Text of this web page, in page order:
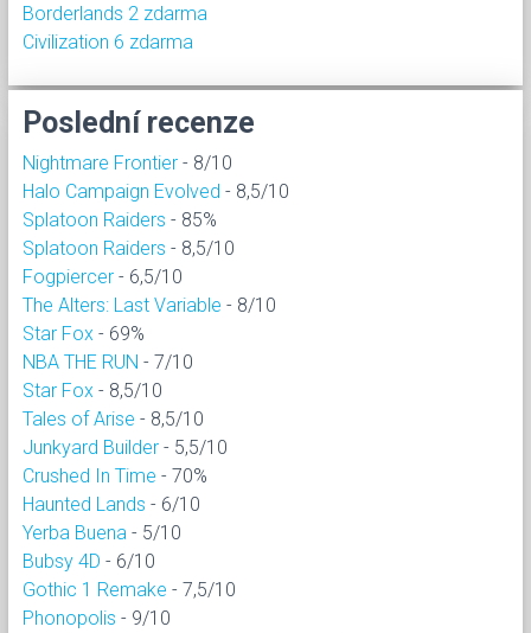
Borderlands 2 zdarma
Civilization 6 zdarma
Poslední recenze
Nightmare Frontier - 8/10
Halo Campaign Evolved - 8,5/10
Splatoon Raiders - 85%
Splatoon Raiders - 8,5/10
Fogpiercer - 6,5/10
The Alters: Last Variable - 8/10
Star Fox - 69%
NBA THE RUN - 7/10
Star Fox - 8,5/10
Tales of Arise - 8,5/10
Junkyard Builder - 5,5/10
Crushed In Time - 70%
Haunted Lands - 6/10
Yerba Buena - 5/10
Bubsy 4D - 6/10
Gothic 1 Remake - 7,5/10
Phonopolis - 9/10